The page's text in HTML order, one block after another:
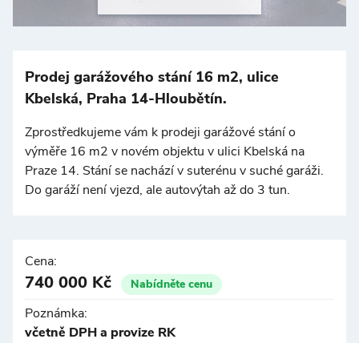
−
OpenStreetMap
Prodej garážového stání 16 m2, ulice
Kbelská, Praha 14-Hloubětín.
Zprostředkujeme vám k prodeji garážové stání o
výměře 16 m2 v novém objektu v ulici Kbelská na
Praze 14. Stání se nachází v suterénu v suché garáži.
Do garáží není vjezd, ale autovýtah až do 3 tun.
Cena:
740 000 Kč Nabídněte cenu
Poznámka:
včetně DPH a provize RK